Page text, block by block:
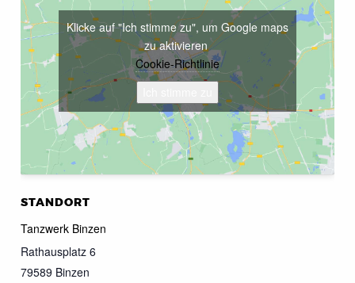
STANDORT
Tanzwerk Binzen
Rathausplatz 6
79589 Binzen
Klicke auf "Ich stimme zu", um Google maps
zu aktivieren
Cookie-Richtlinie